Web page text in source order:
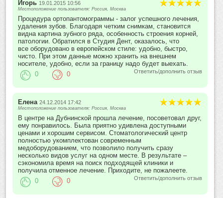
Игорь 19.01.2015 10:56
Местоположение пользователя: Россия, Москва
Процедура ортопантомограммы - залог успешного лечения,
удаления зубов. Благодаря четким снимкам, становится
видна картина зубного ряда, особенность строения корней,
патологии. Обратился в Студия Дент, оказалось, что
все оборудовано в европейском стиле: удобно, быстро,
чисто. При этом данные можно хранить на внешнем
носителе, удобно, если за границу надо будет выехать.
Ответить/дополнить отзыв
0 0
Елена 24.12.2014 17:42
Местоположение пользователя: Россия, Москва
В центре на Дубнинской прошла лечение, посоветовал друг,
ему понравилось. Была приятно удивлена доступными
ценами и хорошим сервисом. Стоматологический центр
полностью укомплектован современным
медоборудованием, что позволило получить сразу
несколько видов услуг на одном месте. В результате –
сэкономила время на поиск подходящей клиники и
получила отменное лечение. Приходите, не пожалеете.
Ответить/дополнить отзыв
0 0